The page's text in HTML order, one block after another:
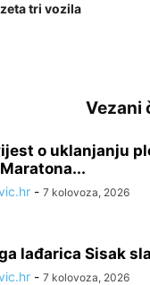
tri vozila
Vezani
o uklanjanju
- 7 kolovoza, 2026
lađarica Sisak
- 7 kolovoza, 2026